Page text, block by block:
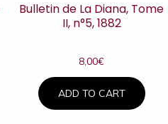
Bulletin de La Diana, Tome
II, n°5, 1882
8,00€
ADD TO CART